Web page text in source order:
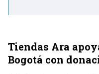
Tiendas Ara
Bogotá con